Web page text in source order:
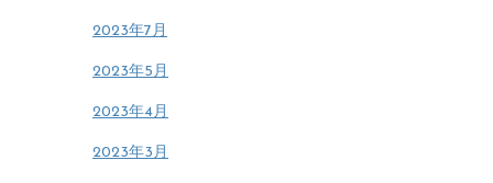
2023年7月
2023年5月
2023年4月
2023年3月